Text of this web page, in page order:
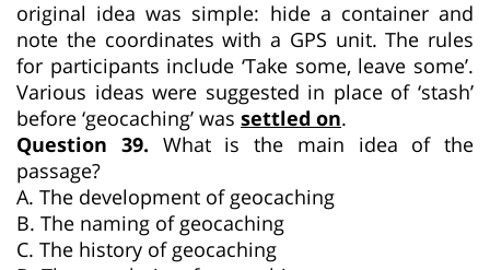
original idea was simple: hide a container and
note the coordinates with a GPS unit. The rules
for participants include ‘Take some, leave some’.
Various ideas were suggested in place of ‘stash’
before ‘geocaching’ was settled on.
Question 39. What is the main idea of the
passage?
A. The development of geocaching
B. The naming of geocaching
C. The history of geocaching